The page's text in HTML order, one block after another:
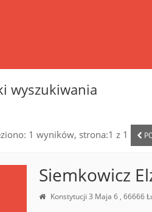
wyszukiwania
1 wyników, strona:1 z 1
Siemkowicz
Konstytucji 3 Maja 6 , 66666